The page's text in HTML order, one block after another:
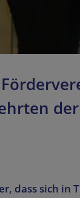
dass sich